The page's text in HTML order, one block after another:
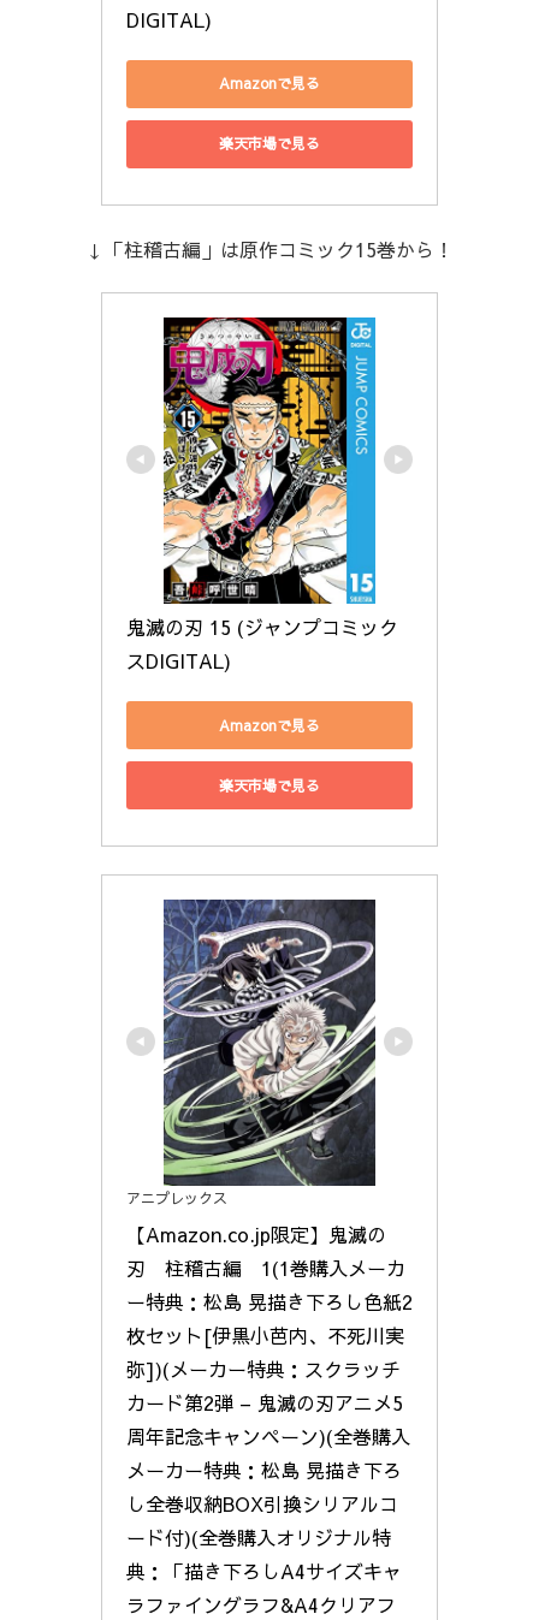
DIGITAL)
Amazonで見る
楽天市場で見る
↓「柱稽古編」は原作コミック15巻から！
鬼滅の刃 15 (ジャンプコミック
スDIGITAL)
Amazonで見る
楽天市場で見る
アニプレックス
【Amazon.co.jp限定】鬼滅の
刃　柱稽古編　1(1巻購入メーカ
ー特典：松島 晃描き下ろし色紙2
枚セット[伊黒小芭内、不死川実
弥])(メーカー特典：スクラッチ
カード第2弾 – 鬼滅の刃アニメ5
周年記念キャンペーン)(全巻購入
メーカー特典：松島 晃描き下ろ
し全巻収納BOX引換シリアルコ
ード付)(全巻購入オリジナル特
典：「描き下ろしA4サイズキャ
ラファイングラフ&A4クリアフ